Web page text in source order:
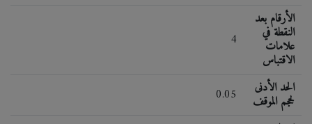
4
الأرقام بعد
النقطة في
علامات
الاقتباس
0.05
الحد الأدنى
لحجم الموقف